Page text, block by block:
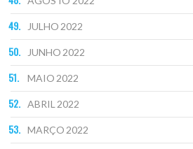
JULHO 2022
JUNHO 2022
MAIO 2022
ABRIL 2022
MARÇO 2022